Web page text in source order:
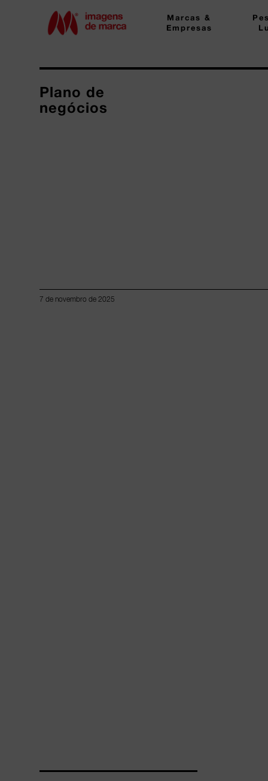
Marcas &
Empresas
Plano de
negócios
7 de novembro de 2025